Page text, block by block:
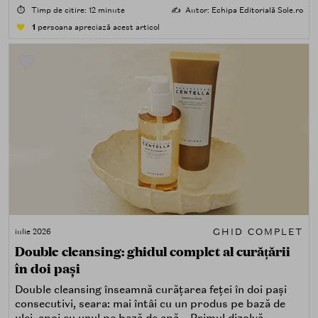
⏱️ Timp de citire: 12 minute ✍️ Autor: Echipa Editorială Sole.ro
1 persoana apreciază acest articol
iulie 2026 GHID COMPLET
Double cleansing: ghidul complet al curățării
în doi pași
Double cleansing înseamnă curățarea feței în doi pași
consecutivi, seara: mai întâi cu un produs pe bază de